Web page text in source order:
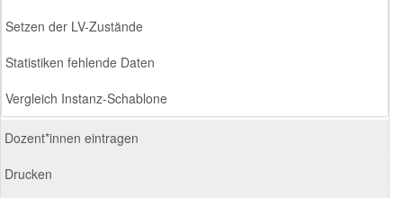
Setzen der LV-Zustände
Statistiken fehlende Daten
Vergleich Instanz-Schablone
Dozent*innen eintragen
Drucken